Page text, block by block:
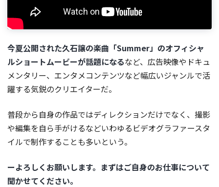
今夏公開された久石譲の楽曲「Summer」のオフィシャ
ルショートムービーが話題になるなど、広告映像やドキュ
メンタリー、エンタメコンテンツなど幅広いジャンルで活
躍する気鋭のクリエイターだ。
普段から自身の作品ではディレクションだけでなく、撮影
や編集を自ら手がけるなどいわゆるビデオグラファースタ
イルで制作することも多いという。
ーよろしくお願いします。まずはご自身のお仕事について
聞かせてください。